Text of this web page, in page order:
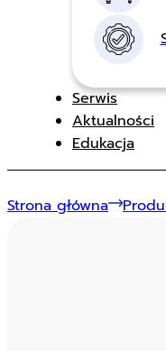
Serwis
Aktualności
Edukacja
Strona główna